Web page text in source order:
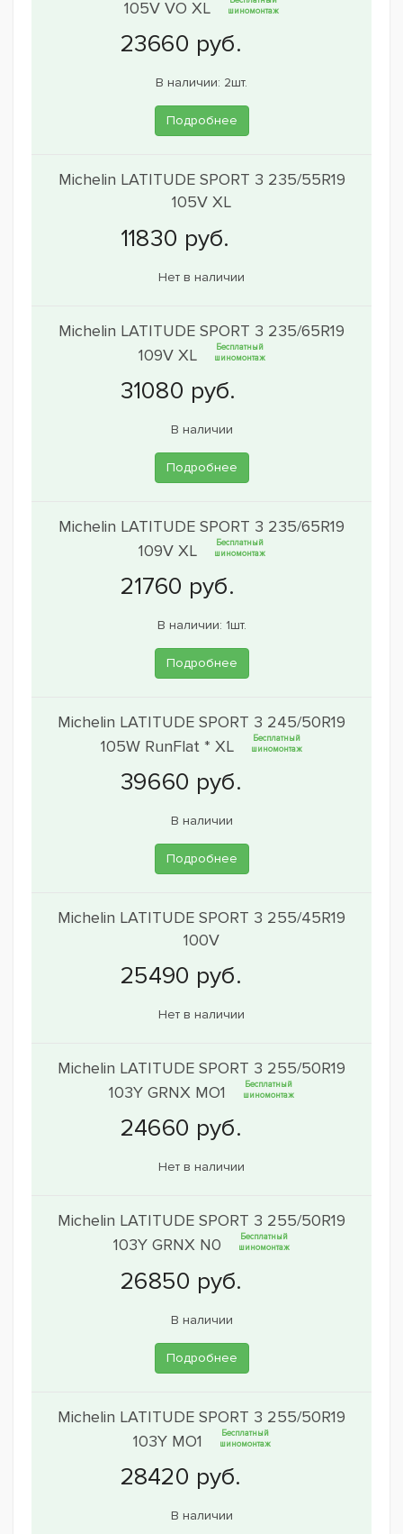
105V VO XL
шиномонтаж
В наличии: 2шт.
Подробнее
Michelin LATITUDE SPORT 3 235/55R19
105V XL
Нет в наличии
Michelin LATITUDE SPORT 3 235/65R19
109V XL
Бесплатный
шиномонтаж
В наличии
Подробнее
Michelin LATITUDE SPORT 3 235/65R19
109V XL
Бесплатный
шиномонтаж
В наличии: 1шт.
Подробнее
Michelin LATITUDE SPORT 3 245/50R19
105W RunFlat * XL
Бесплатный
шиномонтаж
В наличии
Подробнее
Michelin LATITUDE SPORT 3 255/45R19
100V
Нет в наличии
Michelin LATITUDE SPORT 3 255/50R19
103Y GRNX MO1
Бесплатный
шиномонтаж
Нет в наличии
Michelin LATITUDE SPORT 3 255/50R19
103Y GRNX N0
Бесплатный
шиномонтаж
В наличии
Подробнее
Michelin LATITUDE SPORT 3 255/50R19
103Y MO1
Бесплатный
шиномонтаж
В наличии